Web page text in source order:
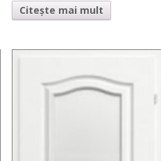
Citește mai mult